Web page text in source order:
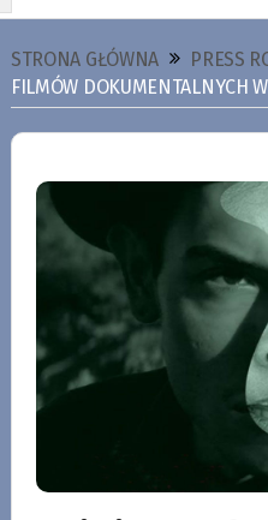
STRONA GŁÓWNA PRESS
FILMÓW DOKUMENTALNYCH